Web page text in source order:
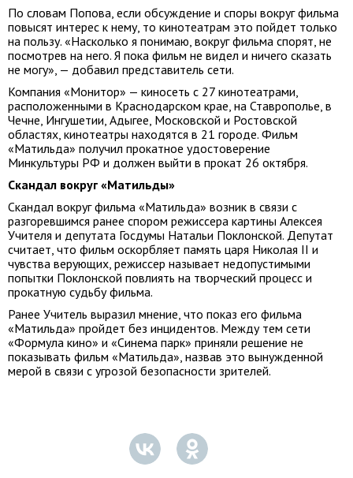
По словам Попова, если обсуждение и споры вокруг фильма
повысят интерес к нему, то кинотеатрам это пойдет только
на пользу. «Насколько я понимаю, вокруг фильма спорят, не
посмотрев на него. Я пока фильм не видел и ничего сказать
не могу», — добавил представитель сети.
Компания «Монитор» — киносеть с 27 кинотеатрами,
расположенными в Краснодарском крае, на Ставрополье, в
Чечне, Ингушетии, Адыгее, Московской и Ростовской
областях, кинотеатры находятся в 21 городе. Фильм
«Матильда» получил прокатное удостоверение
Минкультуры РФ и должен выйти в прокат 26 октября.
Скандал вокруг «Матильды»
Скандал вокруг фильма «Матильда» возник в связи с
разгоревшимся ранее спором режиссера картины Алексея
Учителя и депутата Госдумы Натальи Поклонской. Депутат
считает, что фильм оскорбляет память царя Николая II и
чувства верующих, режиссер называет недопустимыми
попытки Поклонской повлиять на творческий процесс и
прокатную судьбу фильма.
Ранее Учитель выразил мнение, что показ его фильма
«Матильда» пройдет без инцидентов. Между тем сети
«Формула кино» и «Синема парк» приняли решение не
показывать фильм «Матильда», назвав это вынужденной
мерой в связи с угрозой безопасности зрителей.